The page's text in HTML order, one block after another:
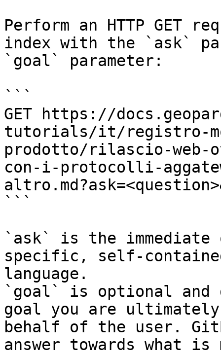
Perform an HTTP GET
index with the `ask`
`goal` parameter:
```
GET https://
tutorials/it/registro-
prodotto/rilascio-web-
con-i-protocolli-
```
`ask` is the
specific, self-
language.
`goal` is optional and
goal you are
behalf of the user.
answer towards what